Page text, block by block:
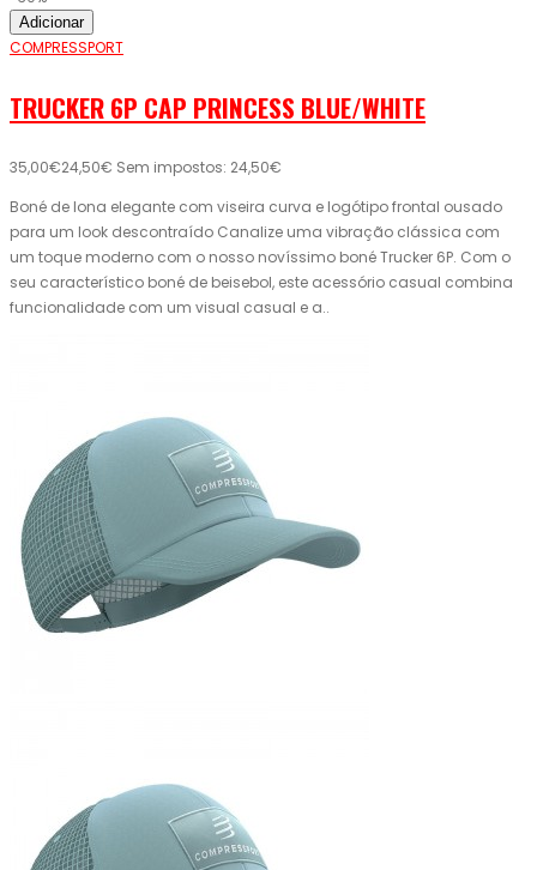
Adicionar
COMPRESSPORT
TRUCKER 6P CAP PRINCESS BLUE/WHITE
35,00€24,50€ Sem impostos: 24,50€
Boné de lona elegante com viseira curva e logótipo frontal ousado
para um look descontraído Canalize uma vibração clássica com
um toque moderno com o nosso novíssimo boné Trucker 6P. Com o
seu característico boné de beisebol, este acessório casual combina
funcionalidade com um visual casual e a..